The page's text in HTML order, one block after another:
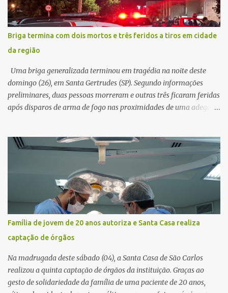
Na sequência, entrou em contato por telefone e encaminhou um
link, orientando a vítima a acessá-lo pelo computador para
concluir a suposta atualização cadastral. Após realizar o
procedimento, a conta bancária ficou bloqueada por algumas
horas. Sem conseguir acessar o sistema, a vítima tentou
novamente contato com o suposto gerente, mas não obteve
resposta. Na segunda-fe...
Briga termina com dois mortos e três feridos a tiros em cidade
da região
Uma briga generalizada terminou em tragédia na noite deste
domingo (26), em Santa Gertrudes (SP). Segundo informações
preliminares, duas pessoas morreram e outras três ficaram feridas
após disparos de arma de fogo nas proximidades de uma adega. O
começado dentro do estabelecimento e se estendido para a área
externa, quando dois homens armados passaram a efetuar
diversos disparos. Duas vítimas morreram ainda no local. Outras
três pessoas foram baleadas e socorridas. Até o momento, não
foram divulgadas informações oficiais sobre o estado de saúde dos
feridos. Equipes da Polícia Militar de Santa Gertrudes atenderam a
ocorrência e isolaram a área para o trabalho da perícia. Até a
última atualização, nenhum suspeito havia sido preso. A Polícia
Civil investigará a motivação da briga, a autoria dos disparos e as
circunstâncias do crime. A ocorrência segue em anda...
Família de jovem de 20 anos autoriza e Santa Casa realiza
captação de órgãos
Na madrugada deste sábado (04), a Santa Casa de São Carlos
realizou a quinta captação de órgãos da instituição. Graças ao
gesto de solidariedade da família de uma paciente de 20 anos,